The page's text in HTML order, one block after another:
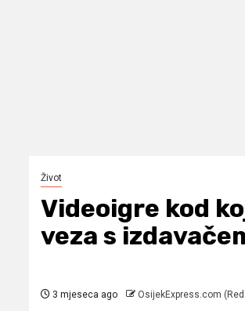
Život
Videoigre kod
veza s
3 mjeseca ago OsijekExpress.com